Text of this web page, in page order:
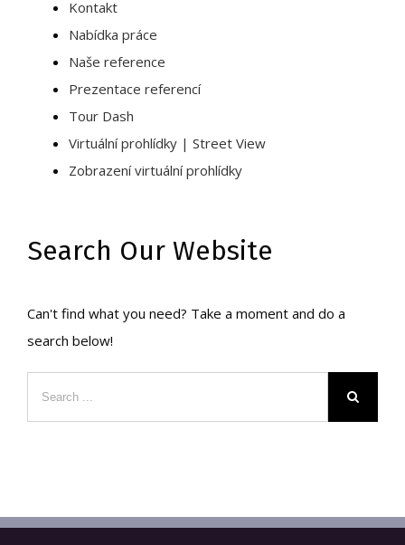
Kontakt
Nabídka práce
Naše reference
Prezentace referencí
Tour Dash
Virtuální prohlídky | Street View
Zobrazení virtuální prohlídky
Search Our Website
Can't find what you need? Take a moment and do a
search below!